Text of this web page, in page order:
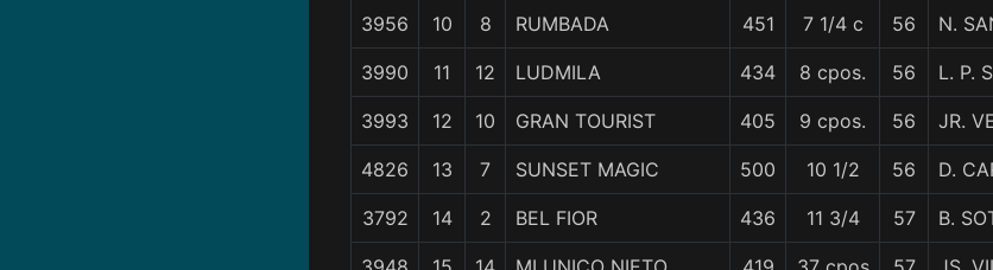
3956 10 8 RUMBADA 451 7 1/4 c 56 N.
3990 11 12 LUDMILA 434 8 cpos. 56 L. P.
3993 12 10 GRAN TOURIST 405 9 cpos. 56 JR.
4826 13 7 SUNSET MAGIC 500 10 1/2 56 D.
3792 14 2 BEL FIOR 436 11 3/4 57 B.